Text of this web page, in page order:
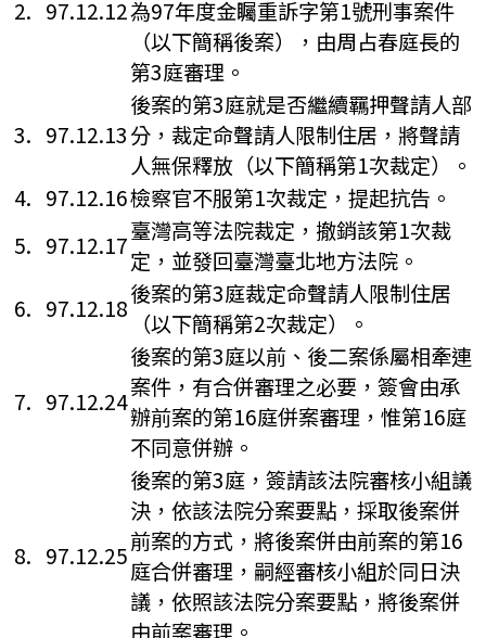
2. 97.12.12為97年度金矚重訴字第1號刑事案件
（以下簡稱後案），由周占春庭長的
第3庭審理。
3. 97.12.13
後案的第3庭就是否繼續羈押聲請人部
分，裁定命聲請人限制住居，將聲請
人無保釋放（以下簡稱第1次裁定）。
4. 97.12.16檢察官不服第1次裁定，提起抗告。
5. 97.12.17臺灣高等法院裁定，撤銷該第1次裁
定，並發回臺灣臺北地方法院。
6. 97.12.18後案的第3庭裁定命聲請人限制住居
（以下簡稱第2次裁定）。
7. 97.12.24
後案的第3庭以前、後二案係屬相牽連
案件，有合併審理之必要，簽會由承
辦前案的第16庭併案審理，惟第16庭
不同意併辦。
8. 97.12.25
後案的第3庭，簽請該法院審核小組議
決，依該法院分案要點，採取後案併
前案的方式，將後案併由前案的第16
庭合併審理，嗣經審核小組於同日決
議，依照該法院分案要點，將後案併
由前案審理。